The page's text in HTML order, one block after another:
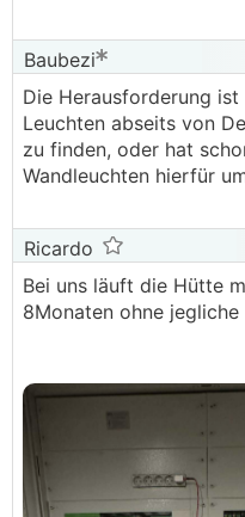
Baubezi
Die Herausforderung
Leuchten abseits von
zu finden, oder hat
Wandleuchten hierfür
Ricardo
Bei uns läuft die Hütte
8Monaten ohne jegliche